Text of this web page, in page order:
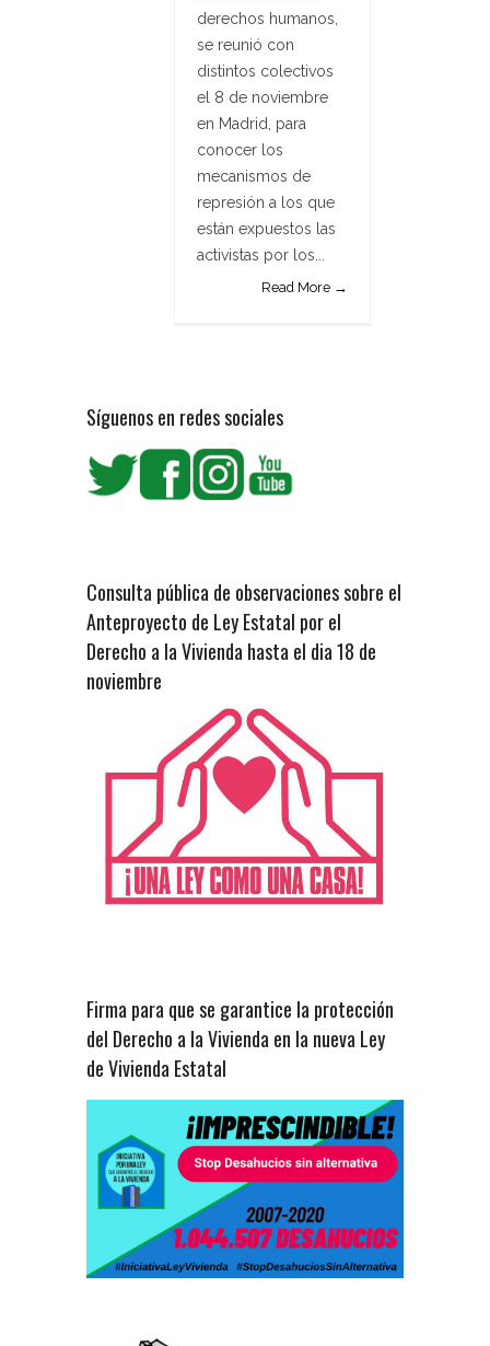
derechos humanos,
se reunió con
distintos colectivos
el 8 de noviembre
en Madrid, para
conocer los
mecanismos de
represión a los que
están expuestos las
activistas por los...
Read More →
Síguenos en redes sociales
Consulta pública de observaciones sobre el
Anteproyecto de Ley Estatal por el
Derecho a la Vivienda hasta el dia 18 de
noviembre
Firma para que se garantice la protección
del Derecho a la Vivienda en la nueva Ley
de Vivienda Estatal